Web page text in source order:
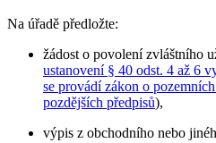
Na úřadě předložte:
žádost o povolení zvláštního
ustanovení § 40 odst. 4 až 6
se provádí zákon o
pozdějších předpisů),
výpis z obchodního nebo